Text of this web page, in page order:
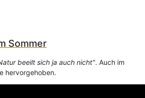
Sommer
beeilt sich ja auch nicht". Auch im
hervorgehoben.